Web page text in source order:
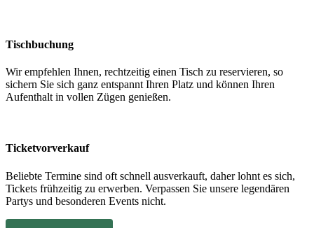
Tischbuchung
Wir empfehlen Ihnen, rechtzeitig einen Tisch zu reservieren, so
sichern Sie sich ganz entspannt Ihren Platz und können Ihren
Aufenthalt in vollen Zügen genießen.
Ticketvorverkauf
Beliebte Termine sind oft schnell ausverkauft, daher lohnt es sich,
Tickets frühzeitig zu erwerben. Verpassen Sie unsere legendären
Partys und besonderen Events nicht.